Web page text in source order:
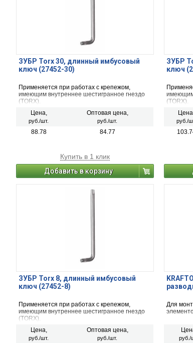
ЗУБР Torx 30, длинный имбусовый
ключ (27452-30)
Применяется при работах с крепежом,
имеющим внутреннее шестигранное гнездо
(TORX).
Цена,
руб./шт.
Оптовая цена,
руб./шт.
88.78 84.77
Купить в 1 клик
Добавить в корзину
ЗУБР
ключ
имеющим
(TORX).
руб./
ЗУБР Torx 8, длинный имбусовый
ключ (27452-8)
Применяется при работах с крепежом,
имеющим внутреннее шестигранное гнездо
(TORX).
Цена,
руб./шт.
Оптовая цена,
руб./шт.
Для
руб./